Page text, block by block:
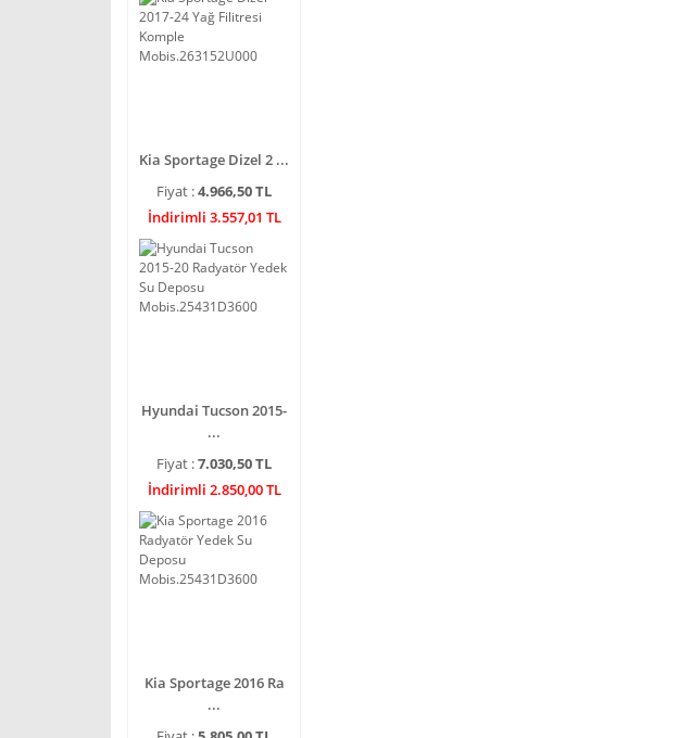
Kia Sportage Dizel 2 ...
Fiyat :4.966,50 TL
İndirimli 3.557,01 TL
Hyundai Tucson 2015-
...
Fiyat :7.030,50 TL
İndirimli 2.850,00 TL
Kia Sportage 2016 Ra
...